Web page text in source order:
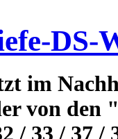
DS-
im
von
/ 33 / 37